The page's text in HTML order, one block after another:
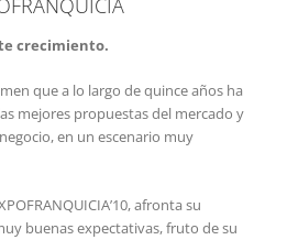
crecimiento.
que a lo largo de quince años ha
mejores propuestas del mercado y
en un escenario muy
afronta su
buenas expectativas, fruto de su